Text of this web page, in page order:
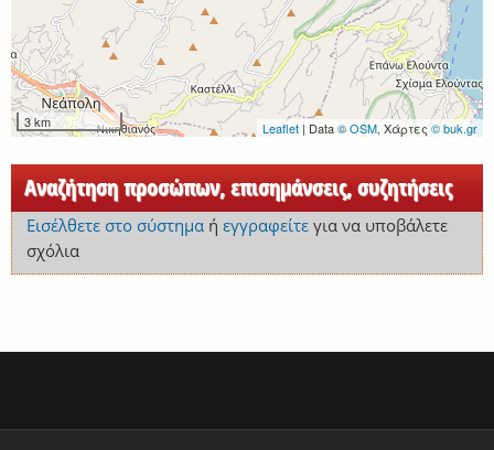
3 km Leaflet | Data© OSM, Χάρτες © buk.gr
Αναζήτηση προσώπων, επισημάνσεις, συζητήσεις
Εισέλθετε στο σύστημαή εγγραφείτεγια να υποβάλετε
σχόλια